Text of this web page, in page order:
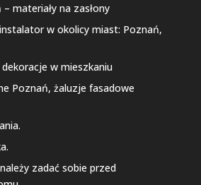
materiały na zasłony
w okolicy miast: Poznań,
w mieszkaniu
Poznań, żaluzje fasadowe
zadać sobie przed